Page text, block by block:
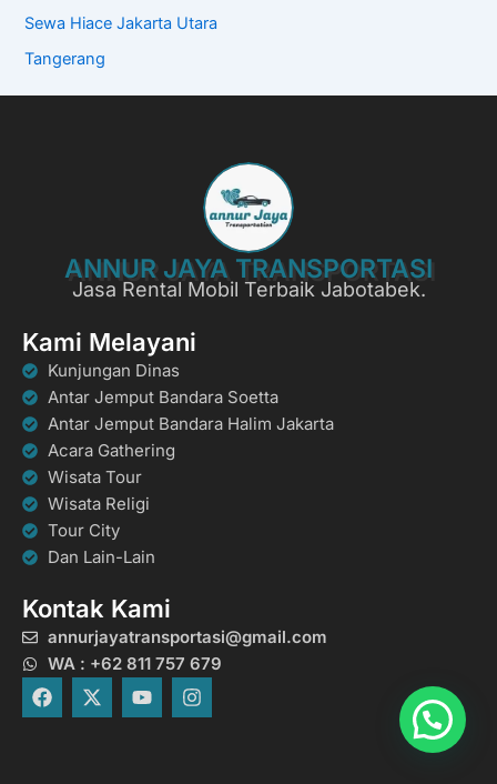
Sewa Hiace Jakarta Utara
Tangerang
ANNUR JAYA TRANSPORTASI
Jasa Rental Mobil Terbaik Jabotabek.
Kami Melayani
Kunjungan Dinas
Antar Jemput Bandara Soetta
Antar Jemput Bandara Halim Jakarta
Acara Gathering
Wisata Tour
Wisata Religi
Tour City
Dan Lain-Lain
Kontak Kami
annurjayatransportasi@gmail.com
WA : +62 811 757 679
F
a
X
-
Y
o
I
n